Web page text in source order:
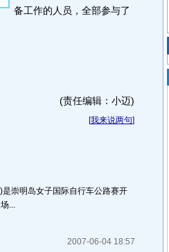
备工作的人员，全部参与了
(责任编辑：小迈)
[我来说两句]
崇明岛女子国际自行车公路赛开
...
2007-06-04 18:57